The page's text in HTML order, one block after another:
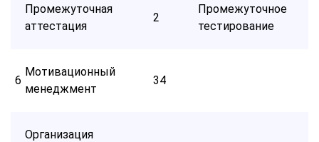
Промежуточная
аттестация
2
Промежуточное
тестирование
6
Мотивационный
менеджмент
34
Организация